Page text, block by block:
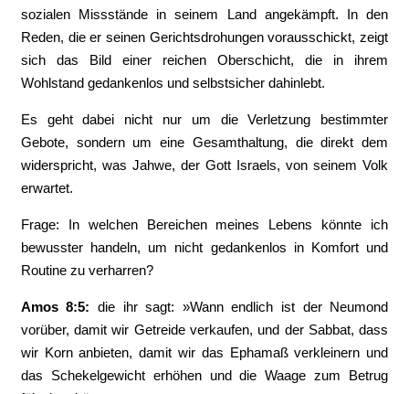
sozialen Missstände in seinem Land angekämpft. In den
Reden, die er seinen Gerichtsdrohungen vorausschickt, zeigt
sich das Bild einer reichen Oberschicht, die in ihrem
Wohlstand gedankenlos und selbstsicher dahinlebt.
Es geht dabei nicht nur um die Verletzung bestimmter
Gebote, sondern um eine Gesamthaltung, die direkt dem
widerspricht, was Jahwe, der Gott Israels, von seinem Volk
erwartet.
Frage: In welchen Bereichen meines Lebens könnte ich
bewusster handeln, um nicht gedankenlos in Komfort und
Routine zu verharren?
Amos 8:5: ‭die ihr sagt: »Wann endlich ist der Neumond
vorüber, damit wir Getreide verkaufen, und der Sabbat, dass
wir Korn anbieten, damit wir das Ephamaß verkleinern und
das Schekelgewicht erhöhen und die Waage zum Betrug